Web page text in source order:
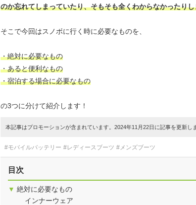
のか忘れてしまっていたり、そもそも全くわからなかったり
そこで今回はスノボに行く時に必要なものを、
・絶対に必要なもの
・あると便利なもの
・宿泊する場合に必要なもの
の3つに分けて紹介します！
本記事はプロモーションが含まれています。2024年11月22日に記事を更新し
#モバイルバッテリー #レディースブーツ #メンズブーツ
目次
▼ 絶対に必要なもの
インナーウェア